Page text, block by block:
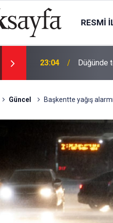
RESMI
23:04 Düğünde
Güncel Başkentte yağış